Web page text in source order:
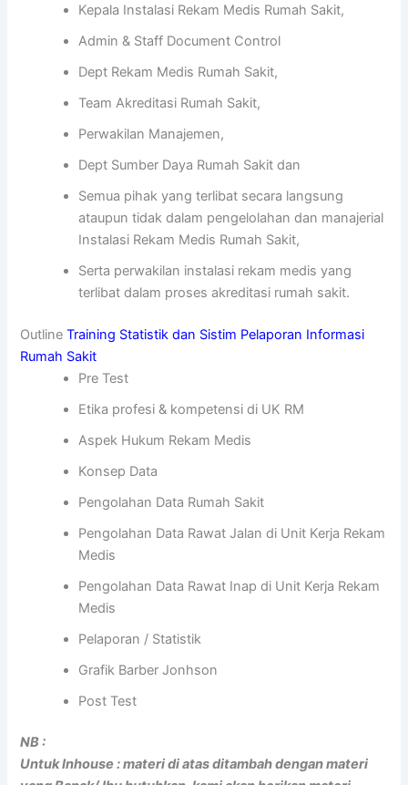
Kepala Instalasi Rekam Medis Rumah Sakit,
Admin & Staff Document Control
Dept Rekam Medis Rumah Sakit,
Team Akreditasi Rumah Sakit,
Perwakilan Manajemen,
Dept Sumber Daya Rumah Sakit dan
Semua pihak yang terlibat secara langsung
ataupun tidak dalam pengelolahan dan manajerial
Instalasi Rekam Medis Rumah Sakit,
Serta perwakilan instalasi rekam medis yang
terlibat dalam proses akreditasi rumah sakit.
OutlineTraining Statistik dan Sistim Pelaporan Informasi
Rumah Sakit
Pre Test
Etika profesi & kompetensi di UK RM
Aspek Hukum Rekam Medis
Konsep Data
Pengolahan Data Rumah Sakit
Pengolahan Data Rawat Jalan di Unit Kerja Rekam
Medis
Pengolahan Data Rawat Inap di Unit Kerja Rekam
Medis
Pelaporan / Statistik
Grafik Barber Jonhson
Post Test
NB :
Untuk Inhouse : materi di atas ditambah dengan materi